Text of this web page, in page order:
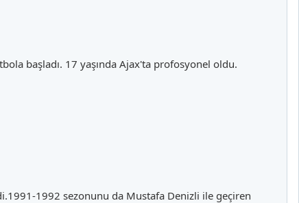
başladı. 17 yaşında Ajax'ta profosyonel oldu.
1992 sezonunu da Mustafa Denizli ile geçiren